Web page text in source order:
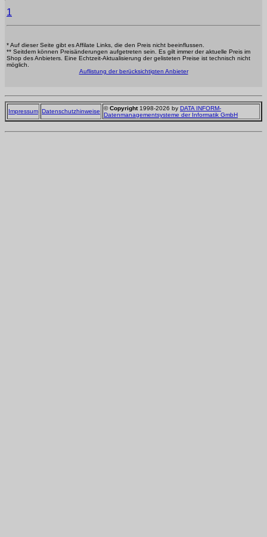
1
* Auf dieser Seite gibt es Affilate Links, die den Preis nicht beeinflussen.
** Seitdem können Preisänderungen aufgetreten sein. Es gilt immer der aktuelle Preis im
Shop des Anbieters. Eine Echtzeit-Aktualisierung der gelisteten Preise ist technisch nicht
möglich.
Auflistung der berücksichtigten Anbieter
Impressum Datenschutzhinweise ©Copyright1998-2026 by DATA INFORM-
Datenmanagementsysteme der Informatik GmbH